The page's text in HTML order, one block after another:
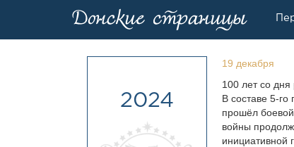
2024
19 декабря
100 лет со
В составе 5-го
прошёл боевой
войны
инициативной